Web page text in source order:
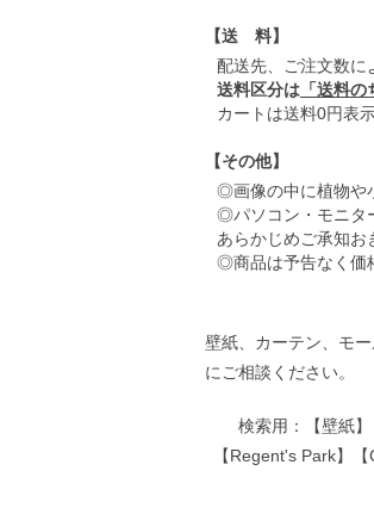
【送 料】
配送先、ご注文数に
送料区分は 「送料
カートは送料0円表
【その他】
◎画像の中に植物や
◎パソコン・モニタ
あらかじめご承知お
◎商品は予告なく価
壁紙、カーテン、モ
にご相談ください。
検索用：【壁紙
【Regent's Park】